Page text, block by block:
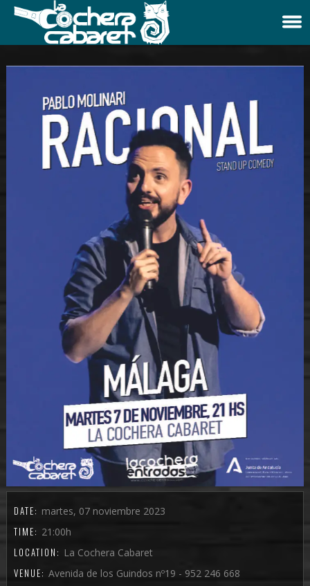
DATE: martes, 07 noviembre 2023
TIME: 21:00h
LOCATION: La Cochera Cabaret
VENUE: Avenida de los Guindos nº19 - 952 246 668